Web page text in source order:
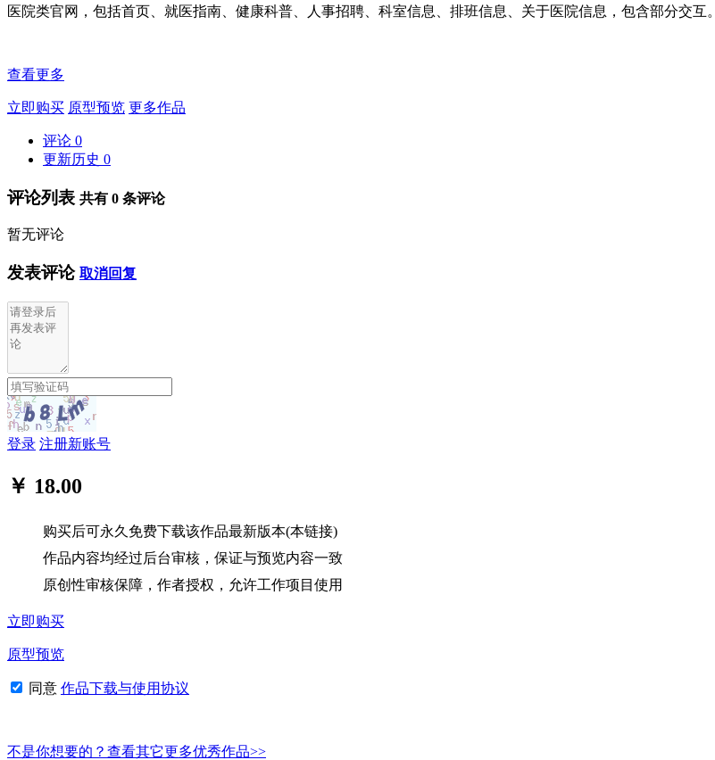
医院类官网，包括首页、就医指南、健康科普、人事招聘、科室信息、排班信息、关于医院信息，包含部分交互。
查看更多
立即购买 原型预览 更多作品
评论 0
更新历史 0
评论列表 共有 0 条评论
暂无评论
发表评论 取消回复
登录 注册新账号
￥ 18.00
购买后可永久免费下载该作品最新版本(本链接)
作品内容均经过后台审核，保证与预览内容一致
原创性审核保障，作者授权，允许工作项目使用
立即购买
原型预览
同意 作品下载与使用协议
不是你想要的？查看其它更多优秀作品>>